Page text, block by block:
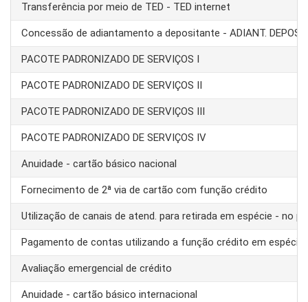
Transferência por meio de TED - TED internet
Concessão de adiantamento a depositante - ADIANT.
PACOTE PADRONIZADO DE SERVIÇOS I
PACOTE PADRONIZADO DE SERVIÇOS II
PACOTE PADRONIZADO DE SERVIÇOS III
PACOTE PADRONIZADO DE SERVIÇOS IV
Anuidade - cartão básico nacional
Fornecimento de 2ª via de cartão com função crédito
Utilização de canais de atend. para retirada em espécie - no
Pagamento de contas utilizando a função crédito em espécie
Avaliação emergencial de crédito
Anuidade - cartão básico internacional